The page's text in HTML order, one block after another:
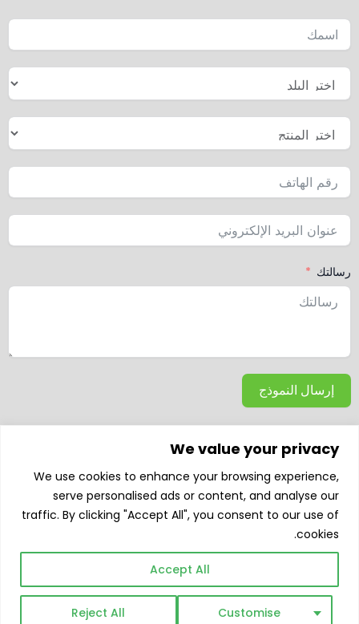
We value your privacy
We use cookies to enhance your browsing experience,
serve personalised ads or content, and analyse our
traffic. By clicking "Accept All", you consent to our use of
cookies.
Customise
Reject All
Accept All
س
ب
ن
ك
ي
و
ت ك س
ت
رسالتك
إرسال النموذج